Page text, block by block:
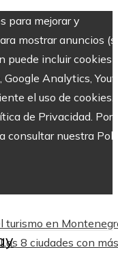
para mejorar y
mostrar anuncios
puede incluir cookies
Analytics,
el uso de cookies.
de Privacidad. Por
consultar nuestra
turismo en
Las 8 ciudades con más